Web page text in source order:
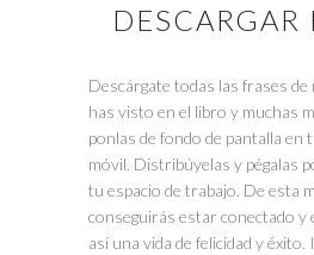
DESCARGAR
Descárgate todas las frases de
has visto en el libro y muchas
ponlas de fondo de pantalla en
móvil. Distribúyelas y pégalas
tu espacio de trabajo. De esta
conseguirás estar conectado y
así una vida de felicidad y éxito.